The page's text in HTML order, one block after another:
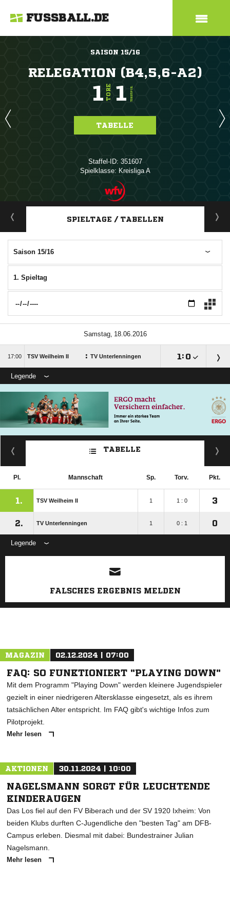
FUSSBALL.DE
SAISON 15/16
RELEGATION (B4,5,6-A2)
1TORE 1 TORE/SPIEL
TABELLE
Staffel-ID: 351607
Spielklasse: Kreisliga A
ANZEIGE
SPIELTAGE / TABELLEN
Saison 15/16
1. Spieltag
 
 TSV Weilheim II : TV Unterlenningen  : 
Legende
TABELLE
Pl. Mannschaft Sp. Torv. Pkt.
1. TSV Weilheim II 1 1 : 0 3
2. TV Unterlenningen 1 0 : 1 0
Legende
ANZEIGE
FALSCHES ERGEBNIS MELDEN
MAGAZIN 02.12.2024 | 07:00
FAQ: SO FUNKTIONIERT "PLAYING DOWN"
Mit dem Programm "Playing Down" werden kleinere Jugendspieler
gezielt in einer niedrigeren Altersklasse eingesetzt, als es ihrem
tatsächlichen Alter entspricht. Im FAQ gibt's wichtige Infos zum
Pilotprojekt.
Mehr lesen
AKTIONEN 30.11.2024 | 10:00
NAGELSMANN SORGT FÜR LEUCHTENDE
KINDERAUGEN
Das Los fiel auf den FV Biberach und der SV 1920 Ixheim: Von
beiden Klubs durften C-Jugendliche den "besten Tag" am DFB-
Campus erleben. Diesmal mit dabei: Bundestrainer Julian
Nagelsmann.
Mehr lesen